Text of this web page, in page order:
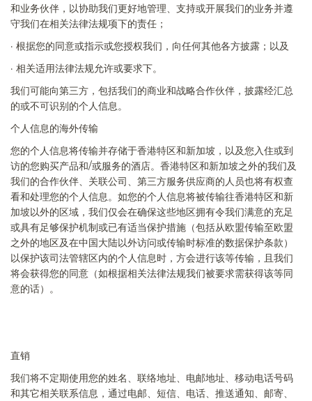
和业务伙伴，以协助我们更好地管理、支持或开展我们的业务并遵
守我们在相关法律法规项下的责任；
· 根据您的同意或指示或您授权我们，向任何其他各方披露；以及
· 相关适用法律法规允许或要求下。
我们可能向第三方，包括我们的商业和战略合作伙伴，披露经汇总
的或不可识别的个人信息。
个人信息的海外传输
您的个人信息将传输并存储于香港特区和新加坡，以及您入住或到
访的您购买产品和/或服务的酒店。香港特区和新加坡之外的我们及
我们的合作伙伴、关联公司、第三方服务供应商的人员也将有权查
看和处理您的个人信息。如您的个人信息将被传输往香港特区和新
加坡以外的区域，我们仅会在确保这些地区拥有令我们满意的充足
或具有足够保护机制或已有适当保护措施（包括从欧盟传输至欧盟
之外的地区及在中国大陆以外访问或传输时标准的数据保护条款）
以保护该司法管辖区内的个人信息时，方会进行该等传输，且我们
将会获得您的同意（如根据相关法律法规我们被要求需获得该等同
意的话）。
直销
我们将不定期使用您的姓名、联络地址、电邮地址、移动电话号码
和其它相关联系信息，通过电邮、短信、电话、推送通知、邮寄、